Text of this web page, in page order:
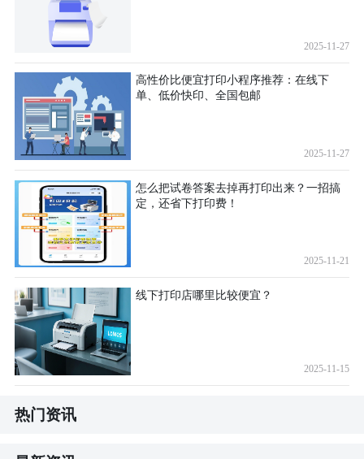
2025-11-27
高性价比便宜打印小程序推荐：在线下
单、低价快印、全国包邮
2025-11-27
怎么把试卷答案去掉再打印出来？一招搞
定，还省下打印费！
2025-11-21
线下打印店哪里比较便宜？
2025-11-15
热门资讯